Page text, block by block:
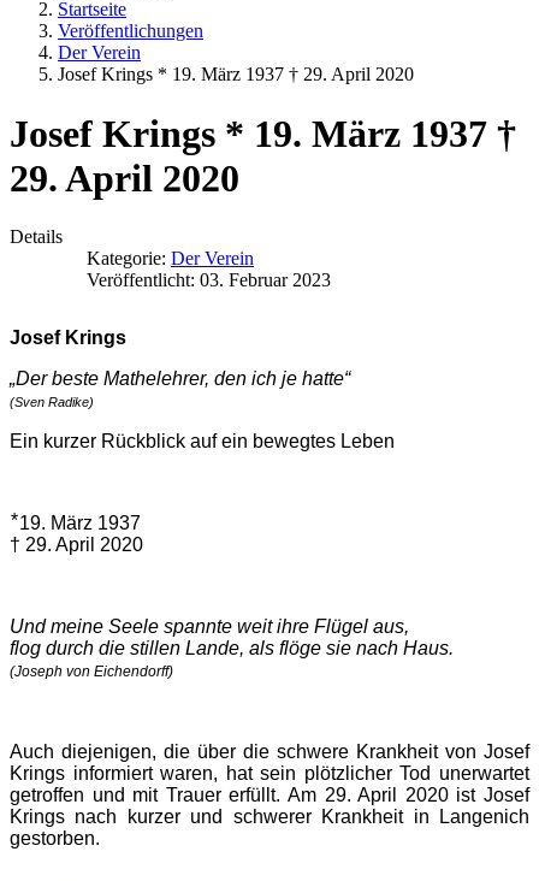
Startseite
Veröffentlichungen
Der Verein
Josef Krings * 19. März 1937 † 29. April 2020
Josef Krings * 19. März 1937 †
29. April 2020
Details
Kategorie: Der Verein
Veröffentlicht: 03. Februar 2023
Josef Krings
„Der beste Mathelehrer, den ich je hatte“
(Sven Radike)
Ein kurzer Rückblick auf ein bewegtes Leben
⃰ 19. März 1937
† 29. April 2020
Und meine Seele spannte weit ihre Flügel aus,
flog durch die stillen Lande, als flöge sie nach Haus.
(Joseph von Eichendorff)
Auch diejenigen, die über die schwere Krankheit von Josef
Krings informiert waren, hat sein plötzlicher Tod unerwartet
getroffen und mit Trauer erfüllt. Am 29. April 2020 ist Josef
Krings nach kurzer und schwerer Krankheit in Langenich
gestorben.